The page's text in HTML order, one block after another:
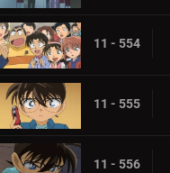
11 - 554
11 - 555
11 - 556